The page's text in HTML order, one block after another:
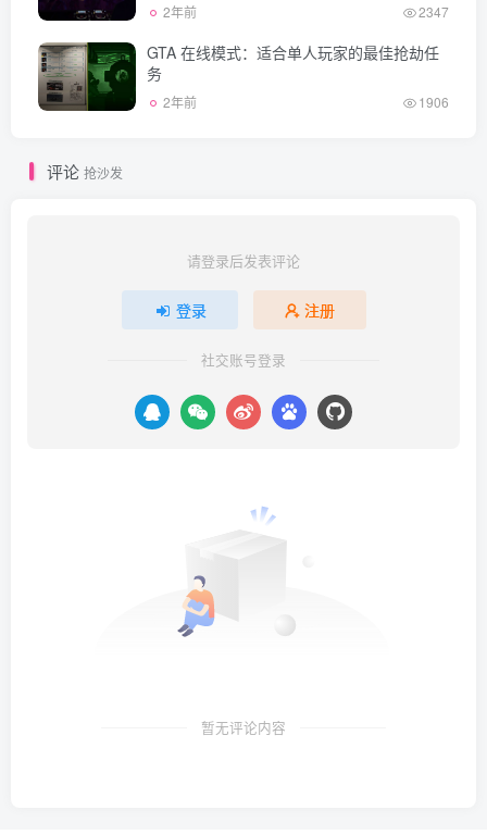
2年前 2347
GTA 在线模式：适合单人玩家的最佳抢劫任
务
2年前 1906
评论 抢沙发
请登录后发表评论
登录 注册
社交账号登录
暂无评论内容